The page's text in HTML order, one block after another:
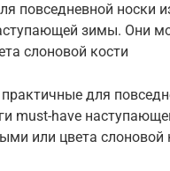
повседневной носки
зимы. Они
слоновой кости
для
must-have
или цвета слоновой